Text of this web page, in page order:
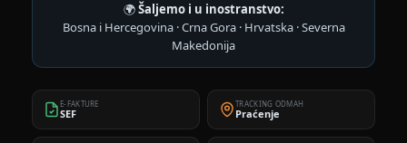
🌍Šaljemo i u inostranstvo:
Bosna i Hercegovina · Crna Gora · Hrvatska · Severna
Makedonija
E-FAKTURE
SEF
TRACKING ODMAH
Praćenje